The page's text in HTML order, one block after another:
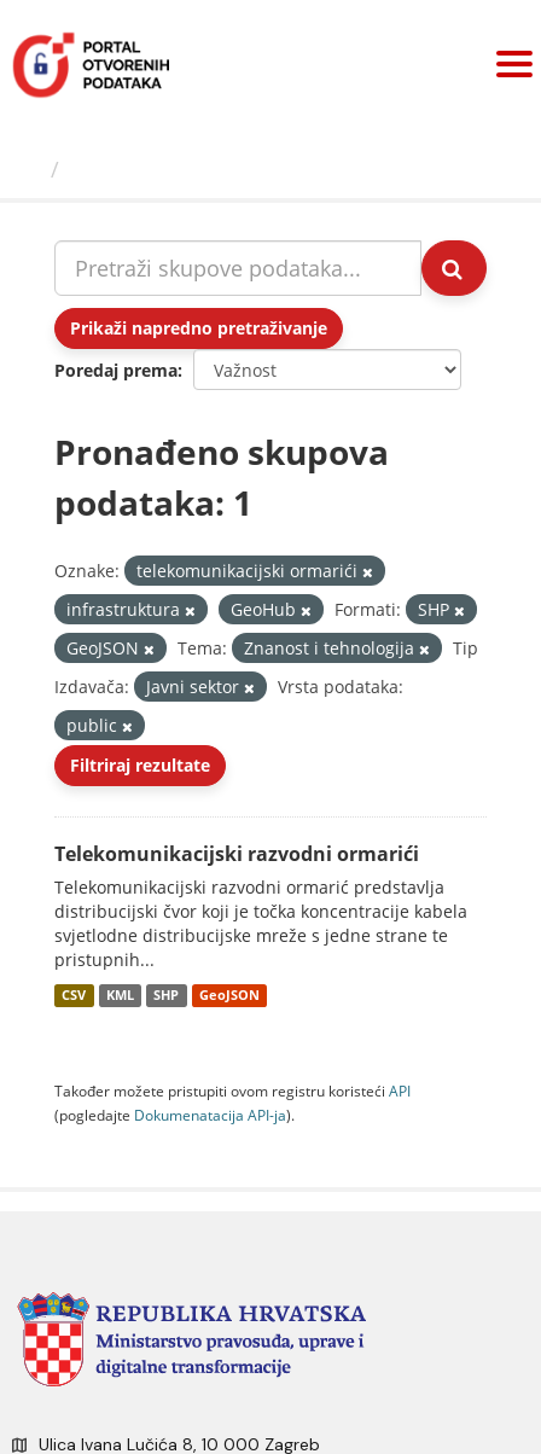
sadržaj
Prikaži napredno pretraživanje
Poredaj prema
Pronađeno skupova
podataka: 1
Oznake:
telekomunikacijski ormarići
infrastruktura
GeoHub Formati:
SHP
GeoJSON
Tema: Znanost i tehnologija
Tip
Izdavača:
Javni sektor
Vrsta podataka:
public
Filtriraj rezultate
Telekomunikacijski razvodni ormarići
Telekomunikacijski razvodni ormarić predstavlja
distribucijski čvor koji je točka koncentracije kabela
svjetlodne distribucijske mreže s jedne strane te
pristupnih...
CSV KML SHP GeoJSON
Također možete pristupiti ovom registru koristeći API
(pogledajte Dokumenаtаcijа API-jа).